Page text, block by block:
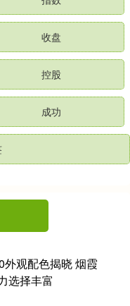
收盘
控股
成功
观配色揭晓 烟霞
选择丰富